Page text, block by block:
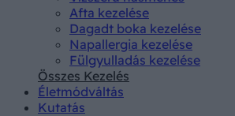
Afta kezelése
Dagadt boka kezelése
Napallergia kezelése
Fülgyulladás kezelése
Összes Kezelés
Életmódváltás
Kutatás